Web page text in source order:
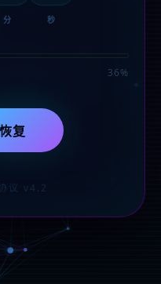
分 秒
36%
复
议 v4.2